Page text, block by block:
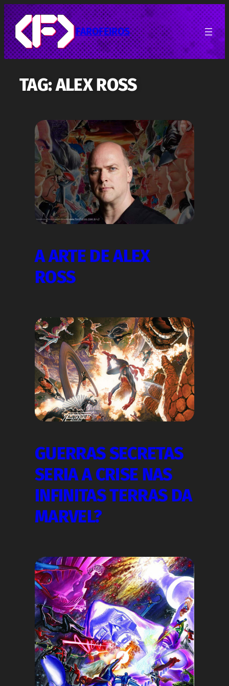
Pular
para
o
conteúdo
FAROFEIROS
TAG:ALEX ROSS
A ARTE DE ALEX
ROSS
GUERRAS SECRETAS
SERIA A CRISE NAS
INFINITAS TERRAS DA
MARVEL?